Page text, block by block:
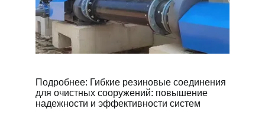
Подробнее: Гибкие резиновые соединения
для очистных сооружений: повышение
надежности и эффективности систем